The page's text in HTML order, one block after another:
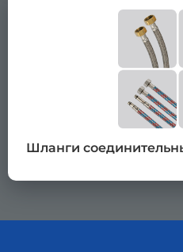
Шланги